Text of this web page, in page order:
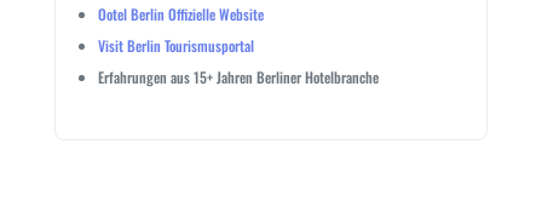
Ootel Berlin Offizielle Website
Visit Berlin Tourismusportal
Erfahrungen aus 15+ Jahren Berliner Hotelbranche